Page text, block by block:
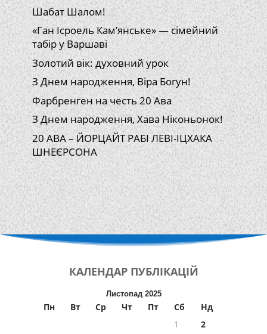
Шабат Шалом!
«Ган Ісроель Кам’янське» — сімейний
табір у Варшаві
Золотий вік: духовний урок
З Днем народження, Віра Богун!
Фарбренген на честь 20 Ава
З Днем народження, Хава Ніконьонок!
20 АВА – ЙОРЦАЙТ РАБІ ЛЕВІ-ІЦХАКА
ШНЕЄРСОНА
КАЛЕНДАР ПУБЛІКАЦІЙ
Листопад 2025
Пн Вт Ср Чт Пт Сб
Нд
1
2